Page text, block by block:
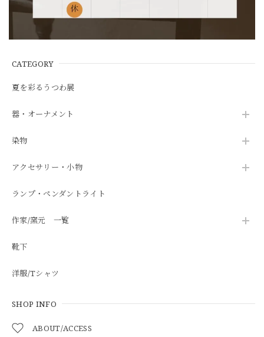
CATEGORY
夏を彩るうつわ展
器・オーナメント
染物
アクセサリー・小物
ランプ・ペンダントライト
作家/窯元 一覧
靴下
洋服/Tシャツ
SHOP INFO
ABOUT/ACCESS